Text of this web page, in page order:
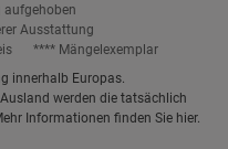
aufgehoben
Ausstattung
**** Mängelexemplar
innerhalb Europas.
werden die tatsächlich
Informationen finden Sie hier.